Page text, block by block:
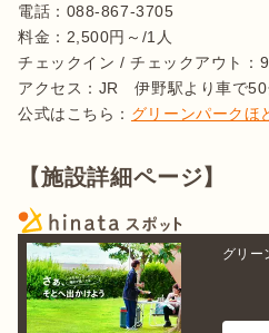
電話：088-867-3705
料金：2,500円～/1人
チェックイン / チェックアウト：
アクセス：JR　伊野駅より車で
公式はこちら： グリーンパークほ
【施設詳細ページ】
グリー